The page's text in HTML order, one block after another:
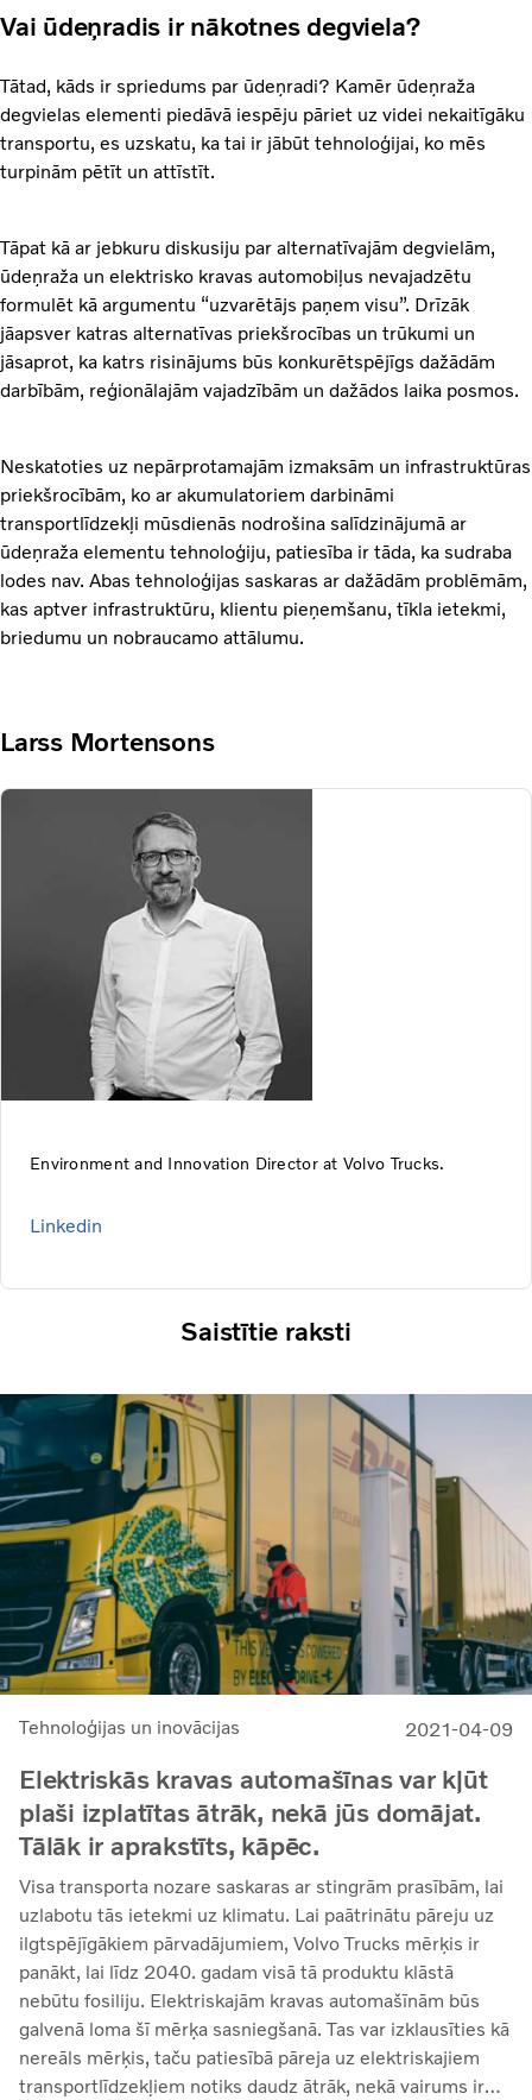
Vai ūdeņradis ir nākotnes degviela?
Tātad, kāds ir spriedums par ūdeņradi? Kamēr ūdeņraža
degvielas elementi piedāvā iespēju pāriet uz videi nekaitīgāku
transportu, es uzskatu, ka tai ir jābūt tehnoloģijai, ko mēs
turpinām pētīt un attīstīt.
Tāpat kā ar jebkuru diskusiju par alternatīvajām degvielām,
ūdeņraža un elektrisko kravas automobiļus nevajadzētu
formulēt kā argumentu “uzvarētājs paņem visu”. Drīzāk
jāapsver katras alternatīvas priekšrocības un trūkumi un
jāsaprot, ka katrs risinājums būs konkurētspējīgs dažādām
darbībām, reģionālajām vajadzībām un dažādos laika posmos.
Neskatoties uz nepārprotamajām izmaksām un infrastruktūras
priekšrocībām, ko ar akumulatoriem darbināmi
transportlīdzekļi mūsdienās nodrošina salīdzinājumā ar
ūdeņraža elementu tehnoloģiju, patiesība ir tāda, ka sudraba
lodes nav. Abas tehnoloģijas saskaras ar dažādām problēmām,
kas aptver infrastruktūru, klientu pieņemšanu, tīkla ietekmi,
briedumu un nobraucamo attālumu.
Larss Mortensons
Environment and Innovation Director at Volvo Trucks.
Linkedin
Saistītie raksti
Tehnoloģijas un inovācijas 2021-04-09
Elektriskās kravas automašīnas var kļūt
plaši izplatītas ātrāk, nekā jūs domājat.
Tālāk ir aprakstīts, kāpēc.
Visa transporta nozare saskaras ar stingrām prasībām, lai
uzlabotu tās ietekmi uz klimatu. Lai paātrinātu pāreju uz
ilgtspējīgākiem pārvadājumiem, Volvo Trucks mērķis ir
panākt, lai līdz 2040. gadam visā tā produktu klāstā
nebūtu fosiliju. Elektriskajām kravas automašīnām būs
galvenā loma šī mērķa sasniegšanā. Tas var izklausīties kā
nereāls mērķis, taču patiesībā pāreja uz elektriskajiem
transportlīdzekļiem notiks daudz ātrāk, nekā vairums ir